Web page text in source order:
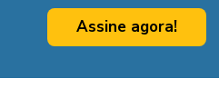
Assine agora!